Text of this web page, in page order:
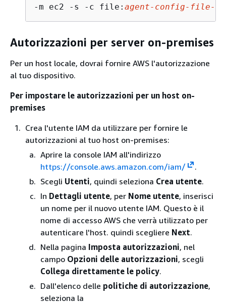
-m ec2 -s -c file: agent-config-file-
Autorizzazioni per server on-premises
Per un host locale, dovrai fornire AWS l'autorizzazione
al tuo dispositivo.
Per impostare le autorizzazioni per un host on-
premises
Crea l'utente IAM da utilizzare per fornire le
autorizzazioni al tuo host on-premises:
Aprire la console IAM all'indirizzo
https://console.aws.amazon.com/iam/
.
Scegli Utenti, quindi seleziona Crea utente.
In Dettagli utente, per Nome utente, inserisci
un nome per il nuovo utente IAM. Questo è il
nome di accesso AWS che verrà utilizzato per
autenticare l'host. quindi scegliere Next.
Nella pagina Imposta autorizzazioni, nel
campo Opzioni delle autorizzazioni, scegli
Collega direttamente le policy.
Dall'elenco delle politiche di autorizzazione,
seleziona la